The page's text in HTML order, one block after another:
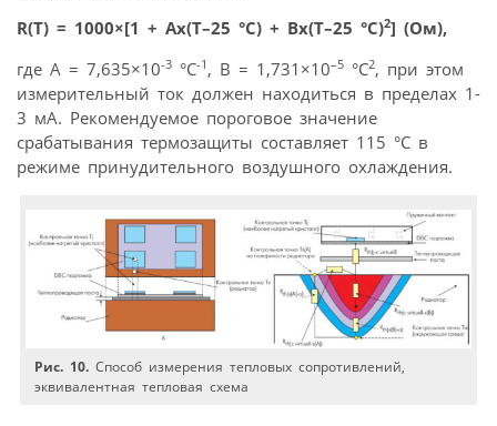
R(T) = 1000×[1 + Ax(T–25 °С) + Bx(T–25 °С)2] (Ом),
где А = 7,635×10-3 °С-1 , В = 1,731×10–5 °С2, при этом
измерительный ток должен находиться в пределах 1-
3 мА. Рекомендуемое пороговое значение
срабатывания термозащиты составляет 115 °С в
режиме принудительного воздушного охлаждения.
Рис. 10. Способ измерения тепловых сопротивлений,
эквивалентная тепловая схема